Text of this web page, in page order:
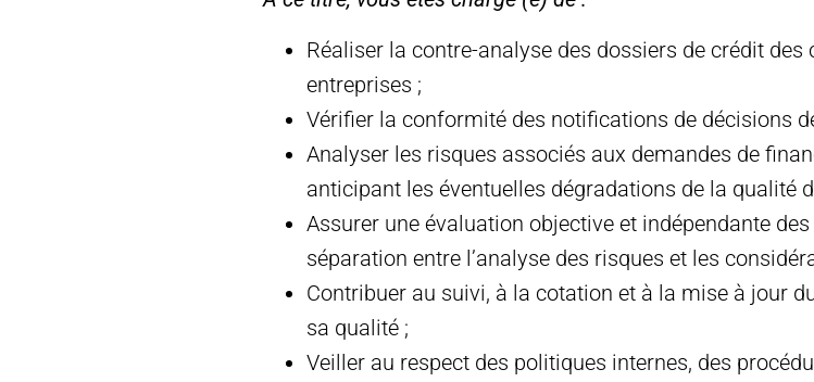
Réaliser la contre-analyse des dossiers de crédit
entreprises ;
Vérifier la conformité des notifications de décisions
Analyser les risques associés aux demandes de
anticipant les éventuelles dégradations de la qualité
Assurer une évaluation objective et indépendante
séparation entre l’analyse des risques et les
Contribuer au suivi, à la cotation et à la mise à jour
sa qualité ;
Veiller au respect des politiques internes, des